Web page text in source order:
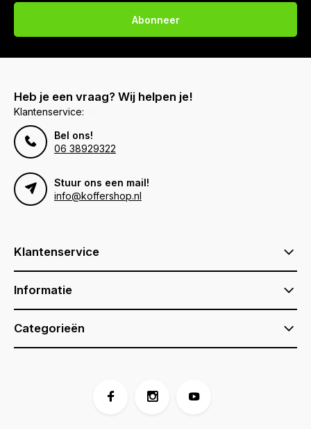
Abonneer
Heb je een vraag? Wij helpen je!
Klantenservice:
Bel ons!
06 38929322
Stuur ons een mail!
info@koffershop.nl
Klantenservice
Informatie
Categorieën